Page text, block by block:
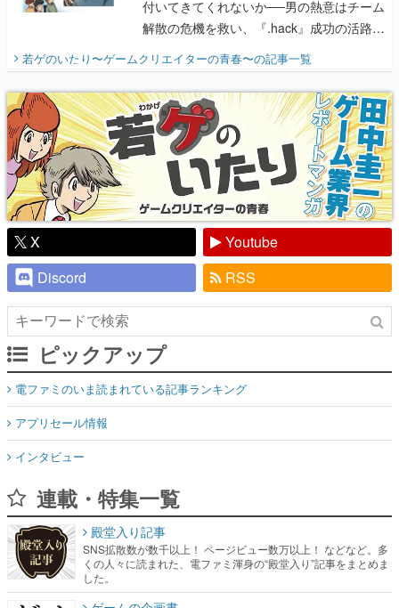
付いてきてくれないか──男の熱意はチーム
解散の危機を救い、『.hack』成功の活路を
開く。業界の快男児・松山 洋に流れる血は
『少年ジャンプ』色だった【若ゲのいた
り】
若ゲのいたり〜ゲームクリエイターの青春〜の記事一覧
X
Youtube
Discord
RSS
ピックアップ
電ファミのいま読まれている記事ランキング
アプリセール情報
インタビュー
連載・特集一覧
殿堂入り記事
SNS拡散数が数千以上！ ページビュー数万以上！ などなど。多
くの人々に読まれた、電ファミ渾身の“殿堂入り”記事をまとめま
した。